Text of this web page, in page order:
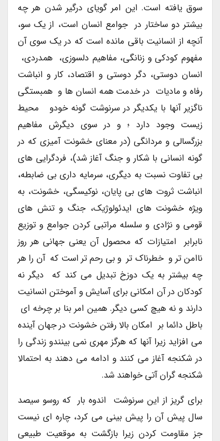
سوق یافته است. این امر گویای درگیر شدن هر چه
بیشتر دو ساختار در جوامع انسان است، از یک سو،
آنچه از انسانیت باقی مانده است که در یک سوی آن
مفهوم کودکی و زنانگی، مفاهیم دلسوزی، همدردی،
انسان دوستی، دگر دوستی و اقتصاد، کار و انباشت
رفاه و مادیات در خدمت همه انسان ها و همبستگی
ناگزیر آنها با یکدیگر در سرنوشت گونه خودو محیط
زیست وجود دارد ؛ و در سوی دیگرش مفاهیم
بزرگسالی و مردانگی (در معنای خشونت آمیزی که در
گونه انسانی با شکار و جنگ آغاز شد)، فردگرایی های
بی تفاوت نسبت به دیگری، سرمایه داری بی ضابطه،
انباشت ثروت های بی پایان، نوکیسگی، خشونت، به
ویژه خشونت های ایدئولوژیک، جنگ و تنش های
قومی و نژادی و سلسله مراتبی کردن جوامع و توزیع
نابرابر امتیازات که محصول آن یعنی جهانی هر روز
ناامن تر و خطرناک تر و بی رحم تر است که آن را هر
چه بیشتر به یک دوزخ تبدیل می کند که دیگر نه
کودکان در آن امکانی برای آسایش و آموختن انسانیت
دارند و نه هیچ کسی دیگر. همین امر بنا بر چرخه ای
باطل دائما بر امکان بالا رفتن خشونت در جهان آینده
می افزاید زیرا آنها که هرگز مهری نمی بینندو زندگی را
در شکنجه آغاز می کنند و ادامه می دهند به احتمالا
شکنجه گران آتی خواهند شد.
برای گریز از این سرنوشت اندوه بار که روسو سیصد
سال پیش آن را پیش بینی می کرد، چاره ای نیست
جز مقاومت کردن زیرا بازگشت به موقعیت طبیعی